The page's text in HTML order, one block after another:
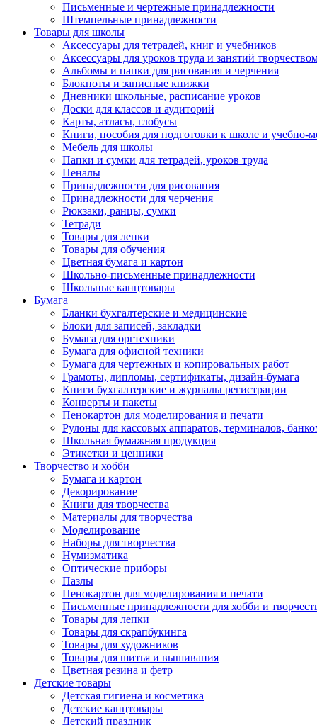
Письменные и чертежные принадлежности
Штемпельные принадлежности
Товары для школы
Аксессуары для тетрадей, книг и учебников
Аксессуары для уроков труда и занятий
Альбомы и папки для рисования и черчения
Блокноты и записные книжки
Дневники школьные, расписание уроков
Доски для классов и аудиторий
Карты, атласы, глобусы
Книги, пособия для подготовки к школе и учебно-
Мебель для школы
Папки и сумки для тетрадей, уроков труда
Пеналы
Принадлежности для рисования
Принадлежности для черчения
Рюкзаки, ранцы, сумки
Тетради
Товары для лепки
Товары для обучения
Цветная бумага и картон
Школьно-письменные принадлежности
Школьные канцтовары
Бумага
Бланки бухгалтерские и медицинские
Блоки для записей, закладки
Бумага для оргтехники
Бумага для офисной техники
Бумага для чертежных и копировальных работ
Грамоты, дипломы, сертификаты, дизайн-бумага
Книги бухгалтерские и журналы регистрации
Конверты и пакеты
Пенокартон для моделирования и печати
Рулоны для кассовых аппаратов, терминалов,
Школьная бумажная продукция
Этикетки и ценники
Творчество и хобби
Бумага и картон
Декорирование
Книги для творчества
Материалы для творчества
Моделирование
Наборы для творчества
Нумизматика
Оптические приборы
Пазлы
Пенокартон для моделирования и печати
Письменные принадлежности для хобби и
Товары для лепки
Товары для скрапбукинга
Товары для художников
Товары для шитья и вышивания
Цветная резина и фетр
Детские товары
Детская гигиена и косметика
Детские канцтовары
Детский праздник